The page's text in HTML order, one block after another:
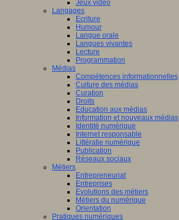
Jeux vidéo
Langages
Ecriture
Humour
Langue orale
Langues vivantes
Lecture
Programmation
Médias
Compétences informationnelles
Culture des médias
Curation
Droits
Education aux médias
Information et nouveaux médias
Identité numérique
Internet responsable
Littératie numérique
Publication
Réseaux sociaux
Métiers
Entrepreneuriat
Entreprises
Evolutions des métiers
Métiers du numérique
Orientation
Pratiques numériques